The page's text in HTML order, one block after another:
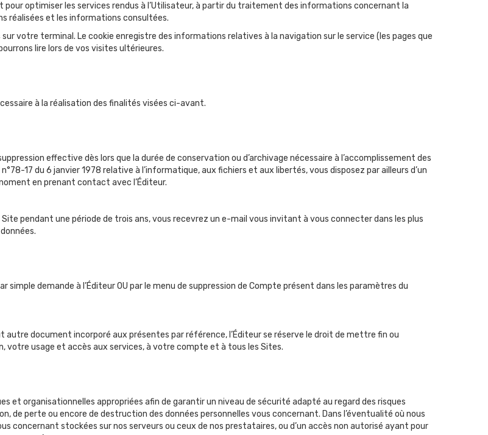
optimiser les services rendus à l’Utilisateur, à partir du traitement des informations concernant la
réalisées et les informations consultées.
votre terminal. Le cookie enregistre des informations relatives à la navigation sur le service (les pages que
lire lors de vos visites ultérieures.
à la réalisation des finalités visées ci-avant.
effective dès lors que la durée de conservation ou d’archivage nécessaire à l’accomplissement des
17 du 6 janvier 1978 relative à l’informatique, aux fichiers et aux libertés, vous disposez par ailleurs d’un
en prenant contact avec l’Éditeur.
pendant une période de trois ans, vous recevrez un e-mail vous invitant à vous connecter dans les plus
demande à l’Éditeur OU par le menu de suppression de Compte présent dans les paramètres du
autre document incorporé aux présentes par référence, l’Éditeur se réserve le droit de mettre fin ou
votre usage et accès aux services, à votre compte et à tous les Sites.
et organisationnelles appropriées afin de garantir un niveau de sécurité adapté au regard des risques
de perte ou encore de destruction des données personnelles vous concernant. Dans l’éventualité où nous
concernant stockées sur nos serveurs ou ceux de nos prestataires, ou d’un accès non autorisé ayant pour